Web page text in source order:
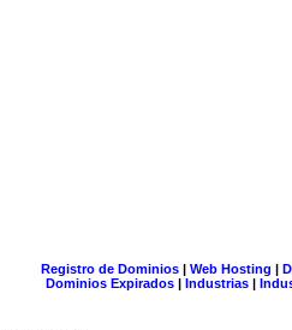
Registro de Dominios| Web Hosting |
Dominios Expirados | Industrias |